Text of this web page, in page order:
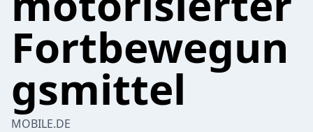
Fortbewegun
gsmittel
MOBILE.DE